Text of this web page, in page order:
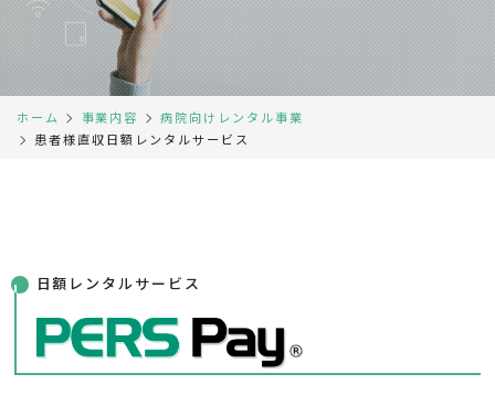
企業情報 Company
採用情報 Recruit
パートナー募集 Partners
ホーム 事業内容
病院向けレンタル事業
患者様直収日額レンタルサービス
日額レンタルサービス